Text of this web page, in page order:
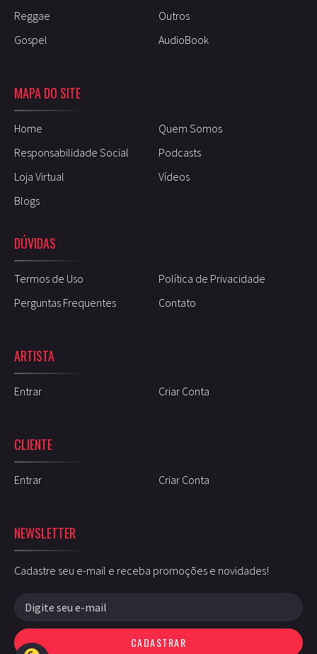
Reggae
Outros
Gospel
AudioBook
MAPA DO SITE
Home
Quem Somos
Responsabilidade Social
Podcasts
Loja Virtual
Vídeos
Blogs
DÚVIDAS
Termos de Uso
Política de Privacidade
Perguntas Frequentes
Contato
ARTISTA
Entrar Criar Conta
CLIENTE
Entrar Criar Conta
NEWSLETTER
Cadastre seu e-mail e receba promoções e novidades!
CADASTRAR